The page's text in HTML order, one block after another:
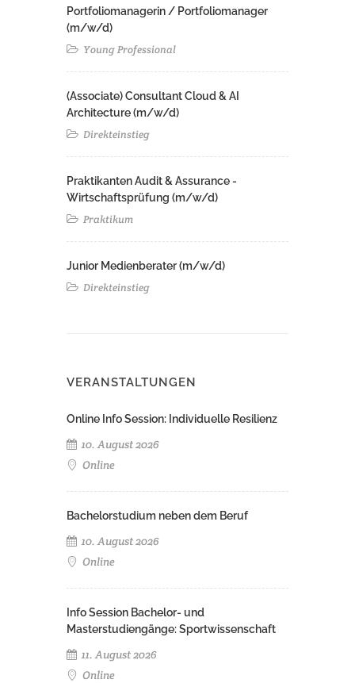
Portfoliomanagerin / Portfoliomanager
(m/w/d)
Young Professional
(Associate) Consultant Cloud & AI
Architecture (m/w/d)​ ​
Direkteinstieg
Praktikanten Audit & Assurance -
Wirtschaftsprüfung (m/w/d)
Praktikum
Junior Medienberater (m/w/d)
Direkteinstieg
VERANSTALTUNGEN
Online Info Session: Individuelle Resilienz
10. August 2026
Online
Bachelorstudium neben dem Beruf
10. August 2026
Online
Info Session Bachelor- und
Masterstudiengänge: Sportwissenschaft
11. August 2026
Online